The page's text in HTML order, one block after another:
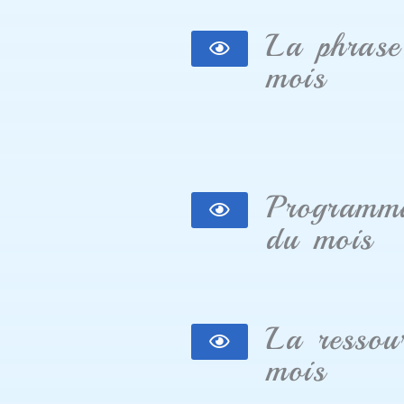
La
mois
du mois
La
mois